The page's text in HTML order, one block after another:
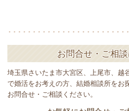
お問合せ・ご相
埼玉県さいたま市大宮区、上尾市、越
で婚活をお考えの方、結婚相談所をお
お問合せ・ご相談ください。